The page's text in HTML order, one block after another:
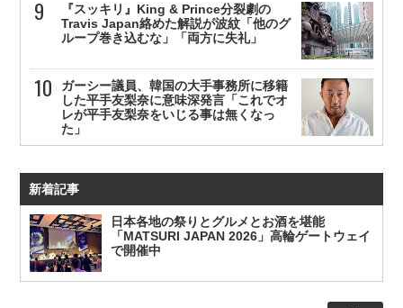
『スッキリ』King & Prince分裂劇の
Travis Japan絡めた解説が波紋「他のグ
ループ巻き込むな」「両方に失礼」
ガーシー議員、韓国の大手事務所に移籍
した平手友梨奈に意味深発言「これでオ
レが平手友梨奈をいじる事は無くなっ
た」
新着記事
日本各地の祭りとグルメとお酒を堪能
「MATSURI JAPAN 2026」高輪ゲートウェイ
で開催中